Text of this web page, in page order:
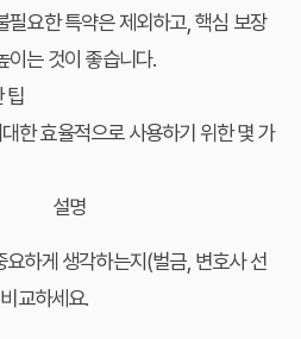
필요한 특약은 제외하고, 핵심 보장
이는 것이 좋습니다.
팁
한 효율적으로 사용하기 위한 몇 가
설명
요하게 생각하는지(벌금, 변호사 선
교하세요.